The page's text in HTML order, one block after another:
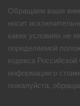
Обращаем ваше
носит
каких условиях не
определяемой
кодекса
информации о
пожалуйста,